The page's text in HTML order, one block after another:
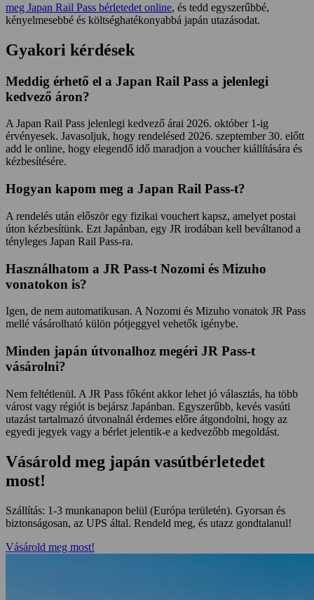
meg Japan Rail Pass bérletedet online, és tedd egyszerűbbé,
kényelmesebbé és költséghatékonyabbá japán utazásodat.
Gyakori kérdések
Meddig érhető el a Japan Rail Pass a jelenlegi
kedvező áron?
A Japan Rail Pass jelenlegi kedvező árai 2026. október 1-ig
érvényesek. Javasoljuk, hogy rendelésed 2026. szeptember 30. előtt
add le online, hogy elegendő idő maradjon a voucher kiállítására és
kézbesítésére.
Hogyan kapom meg a Japan Rail Pass-t?
A rendelés után először egy fizikai vouchert kapsz, amelyet postai
úton kézbesítünk. Ezt Japánban, egy JR irodában kell beváltanod a
tényleges Japan Rail Pass-ra.
Használhatom a JR Pass-t Nozomi és Mizuho
vonatokon is?
Igen, de nem automatikusan. A Nozomi és Mizuho vonatok JR Pass
mellé vásárolható külön pótjeggyel vehetők igénybe.
Minden japán útvonalhoz megéri JR Pass-t
vásárolni?
Nem feltétlenül. A JR Pass főként akkor lehet jó választás, ha több
várost vagy régiót is bejársz Japánban. Egyszerűbb, kevés vasúti
utazást tartalmazó útvonalnál érdemes előre átgondolni, hogy az
egyedi jegyek vagy a bérlet jelentik-e a kedvezőbb megoldást.
Vásárold meg japán vasútbérletedet
most!
Szállítás: 1-3 munkanapon belül (Európa területén). Gyorsan és
biztonságosan, az UPS által. Rendeld meg, és utazz gondtalanul!
Vásárold meg most!